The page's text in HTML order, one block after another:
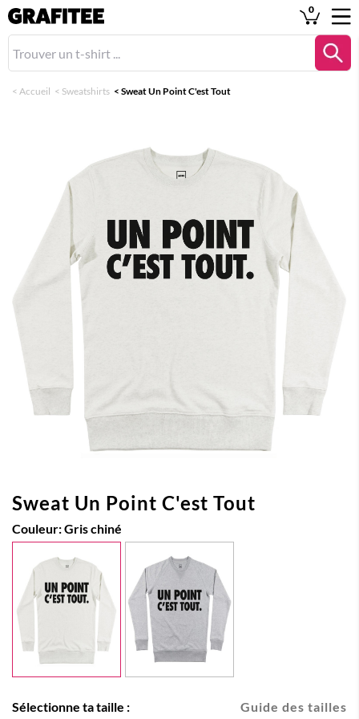
0
< Accueil < Sweatshirts < Sweat Un Point C'est Tout
Sweat Un Point C'est Tout
Couleur:Gris chiné
Guide des tailles
Sélectionne ta taille :